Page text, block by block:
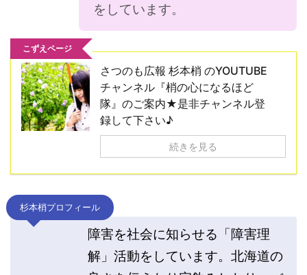
をしています。
こずえページ
さつのも広報 杉本梢 のYOUTUBE
チャンネル『梢の心になるほど
隊』のご案内★是非チャンネル登
録して下さい♪
続きを見る
杉本梢プロフィール
障害を社会に知らせる「障害理
解」活動をしています。北海道の